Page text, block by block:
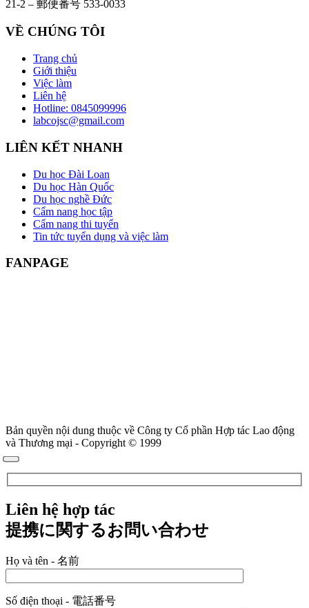
21-2 – 郵便番号 533-0033
VỀ CHÚNG TÔI
Trang chủ
Giới thiệu
Việc làm
Liên hệ
Hotline: 0845099996
labcojsc@gmail.com
LIÊN KẾT NHANH
Du học Đài Loan
Du học Hàn Quốc
Du học nghề Đức
Cẩm nang học tập
Cẩm nang thi tuyển
Tin tức tuyển dụng và việc làm
FANPAGE
Bản quyền nội dung thuộc về Công ty Cổ phần Hợp tác Lao động
và Thương mại - Copyright © 1999
Liên hệ hợp tác
提携に関するお問い合わせ
Họ và tên - 名前
Số điện thoại - 電話番号